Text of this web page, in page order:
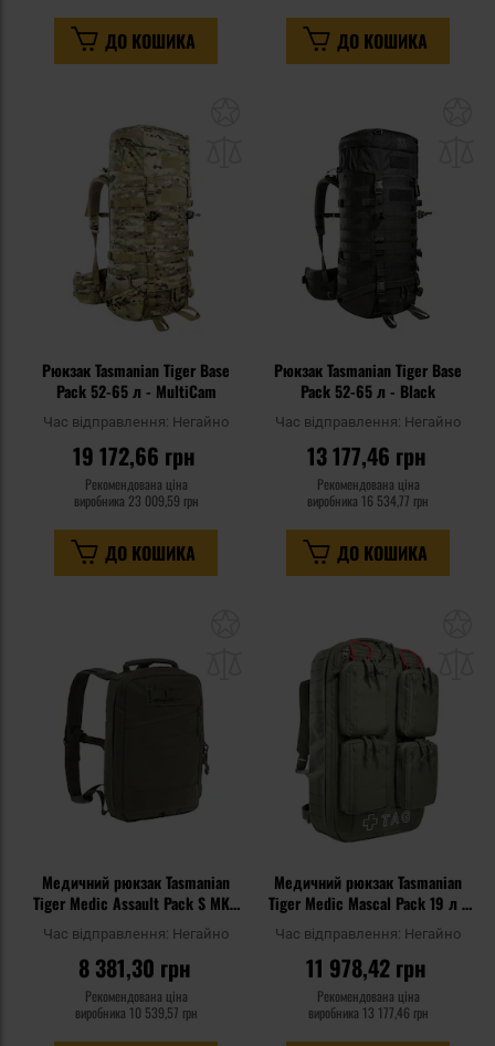
ДО КОШИКА ДО КОШИКА
уподобань
Рюкзак Tasmanian Tiger Base
Pack 52-65 л - MultiCam
Час відправлення: Негайно
19 172,66 грн
Рекомендована ціна
виробника 23 009,59 грн
ДО КОШИКА
Рюкзак Tasmanian Tiger Base
Pack 52-65 л - Black
Час відправлення: Негайно
13 177,46 грн
Рекомендована ціна
виробника 16 534,77 грн
ДО КОШИКА
уподобань
Медичний рюкзак Tasmanian
Tiger Medic Assault Pack S MKII
IRR 6 л - Stone Grey Olive
Час відправлення: Негайно
8 381,30 грн
Рекомендована ціна
виробника 10 539,57 грн
Медичний рюкзак Tasmanian
Tiger Medic Mascal Pack 19 л -
Час відправлення: Негайно
11 978,42 грн
Рекомендована ціна
виробника 13 177,46 грн